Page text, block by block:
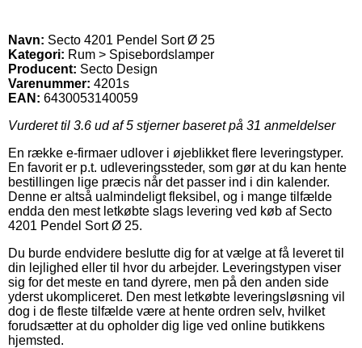
Navn: Secto 4201 Pendel Sort Ø 25
Kategori: Rum > Spisebordslamper
Producent: Secto Design
Varenummer: 4201s
EAN: 6430053140059
Vurderet til 3.6 ud af 5 stjerner baseret på 31 anmeldelser
En række e-firmaer udlover i øjeblikket flere leveringstyper.
En favorit er p.t. udleveringssteder, som gør at du kan hente
bestillingen lige præcis når det passer ind i din kalender.
Denne er altså ualmindeligt fleksibel, og i mange tilfælde
endda den mest letkøbte slags levering ved køb af Secto
4201 Pendel Sort Ø 25.
Du burde endvidere beslutte dig for at vælge at få leveret til
din lejlighed eller til hvor du arbejder. Leveringstypen viser
sig for det meste en tand dyrere, men på den anden side
yderst ukompliceret. Den mest letkøbte leveringsløsning vil
dog i de fleste tilfælde være at hente ordren selv, hvilket
forudsætter at du opholder dig lige ved online butikkens
hjemsted.